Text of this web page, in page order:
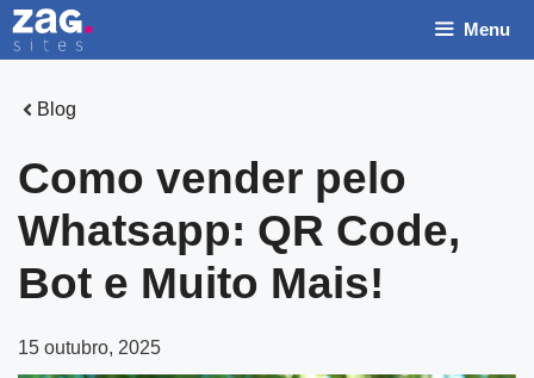
Pular
para
conteúdo
Menu
Blog
Como vender pelo
Whatsapp: QR Code,
Bot e Muito Mais!
15 outubro, 2025